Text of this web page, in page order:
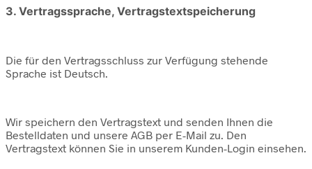
3. Vertragssprache, Vertragstextspeicherung
Die für den Vertragsschluss zur Verfügung stehende
Sprache ist Deutsch.
Wir speichern den Vertragstext und senden Ihnen die
Bestelldaten und unsere AGB per E-Mail zu. Den
Vertragstext können Sie in unserem Kunden-Login einsehen.